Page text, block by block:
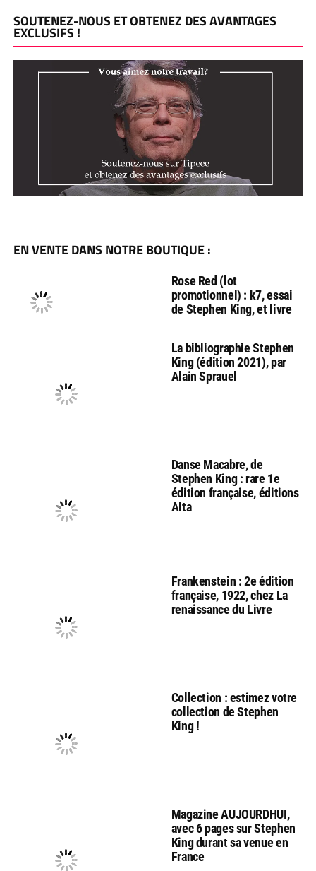
SOUTENEZ-NOUS ET OBTENEZ DES AVANTAGES
EXCLUSIFS !
EN VENTE DANS NOTRE BOUTIQUE :
Rose Red (lot
promotionnel) : k7, essai
de Stephen King, et livre
La bibliographie Stephen
King (édition 2021), par
Alain Sprauel
Danse Macabre, de
Stephen King : rare 1e
édition française, éditions
Alta
Frankenstein : 2e édition
française, 1922, chez La
renaissance du Livre
Collection : estimez votre
collection de Stephen
King !
Magazine AUJOURDHUI,
avec 6 pages sur Stephen
King durant sa venue en
France